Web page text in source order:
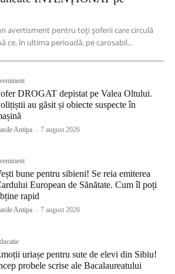
avertisment pentru toți șoferii care circulă
ce, în ultima perioadă, pe carosabil...
DROGAT depistat pe Valea Oltului.
au găsit și obiecte suspecte în
Antipa - 7 august 2026
bune pentru sibieni! Se reia emiterea
European de Sănătate. Cum îl poți
rapid
Antipa - 7 august 2026
uriașe pentru sute de elevi din Sibiu!
probele scrise ale Bacalaureatului